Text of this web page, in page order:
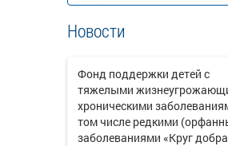
Новости
Фонд поддержки детей с
тяжелыми
хроническими
том числе редкими
заболеваниями «Круг